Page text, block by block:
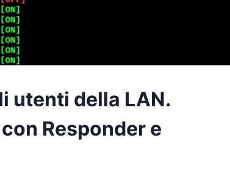
utenti della LAN.
Responder e